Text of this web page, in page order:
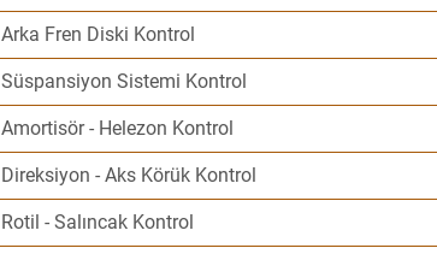
Arka Fren Diski Kontrol
Süspansiyon Sistemi Kontrol
Amortisör - Helezon Kontrol
Direksiyon - Aks Körük Kontrol
Rotil - Salıncak Kontrol